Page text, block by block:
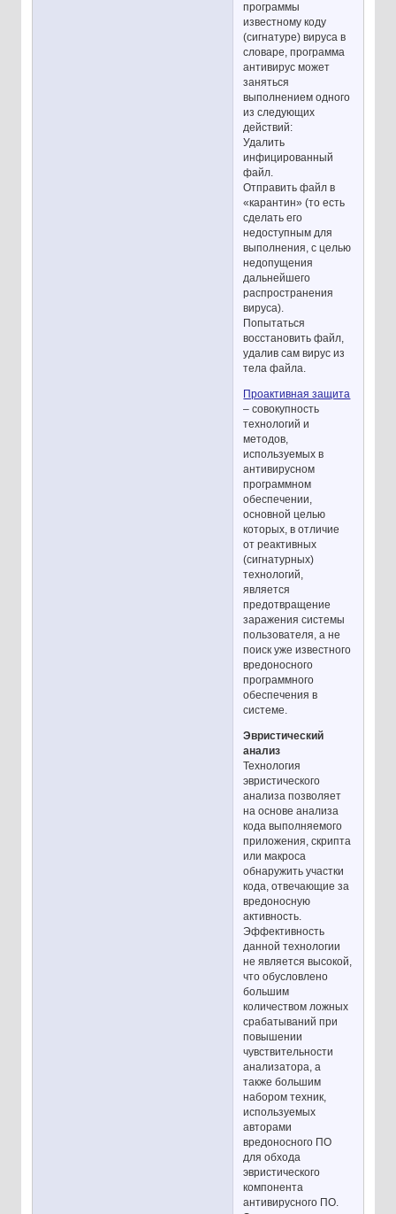
программы
известному коду
(сигнатуре) вируса в
словаре, программа
антивирус может
заняться
выполнением одного
из следующих
действий:
Удалить
инфицированный
файл.
Отправить файл в
«карантин» (то есть
сделать его
недоступным для
выполнения, с целью
недопущения
дальнейшего
распространения
вируса).
Попытаться
восстановить файл,
удалив сам вирус из
тела файла.
Проактивная защита
– совокупность
технологий и
методов,
используемых в
антивирусном
программном
обеспечении,
основной целью
которых, в отличие
от реактивных
(сигнатурных)
технологий,
является
предотвращение
заражения системы
пользователя, а не
поиск уже известного
вредоносного
программного
обеспечения в
системе.
Эвристический
анализ
Технология
эвристического
анализа позволяет
на основе анализа
кода выполняемого
приложения, скрипта
или макроса
обнаружить участки
кода, отвечающие за
вредоносную
активность.
Эффективность
данной технологии
не является высокой,
что обусловлено
большим
количеством ложных
срабатываний при
повышении
чувствительности
анализатора, а
также большим
набором техник,
используемых
авторами
вредоносного ПО
для обхода
эвристического
компонента
антивирусного ПО.